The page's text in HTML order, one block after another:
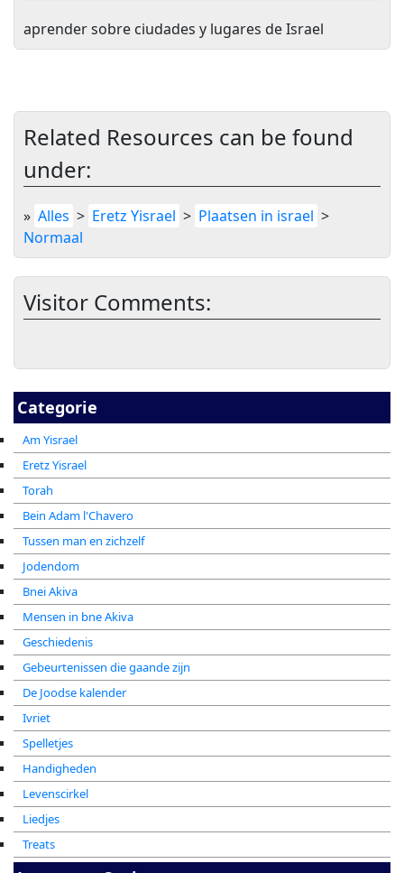
Categorie
Am Yisrael
Eretz Yisrael
Torah
Bein Adam l'Chavero
Tussen man en zichzelf
Jodendom
Bnei Akiva
Mensen in bne Akiva
Geschiedenis
Gebeurtenissen die gaande zijn
De Joodse kalender
Ivriet
Spelletjes
Handigheden
Levenscirkel
Liedjes
Treats
aprender sobre ciudades y lugares de Israel
Related Resources can be found
under:
» Alles > Eretz Yisrael > Plaatsen in israel >
Normaal
Visitor Comments: